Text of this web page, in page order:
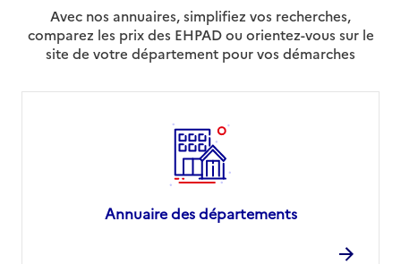
Avec nos annuaires, simplifiez vos recherches,
comparez les prix des EHPAD ou orientez-vous sur le
site de votre département pour vos démarches
Annuaire des départements